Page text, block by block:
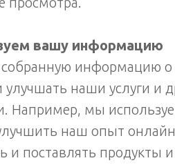
вашу информацию
информацию о
наши услуги и
Например, мы
наш опыт
и поставлять продукты